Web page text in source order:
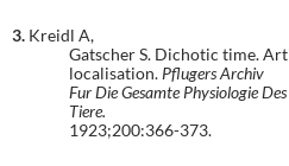
3. Kreidl A,
Gatscher S. Dichotic time.
localisation. Pflugers Archiv
Fur Die Gesamte Physiologie
Tiere.
1923;200:366-373.